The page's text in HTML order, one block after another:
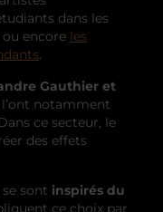
dans les
ou encore les
.
Gauthier et
l’ont notamment
ce secteur, le
des effets
sont inspirés du
ce choix par